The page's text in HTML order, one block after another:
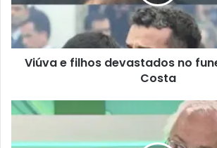
Viúva e filhos devastados no
Costa